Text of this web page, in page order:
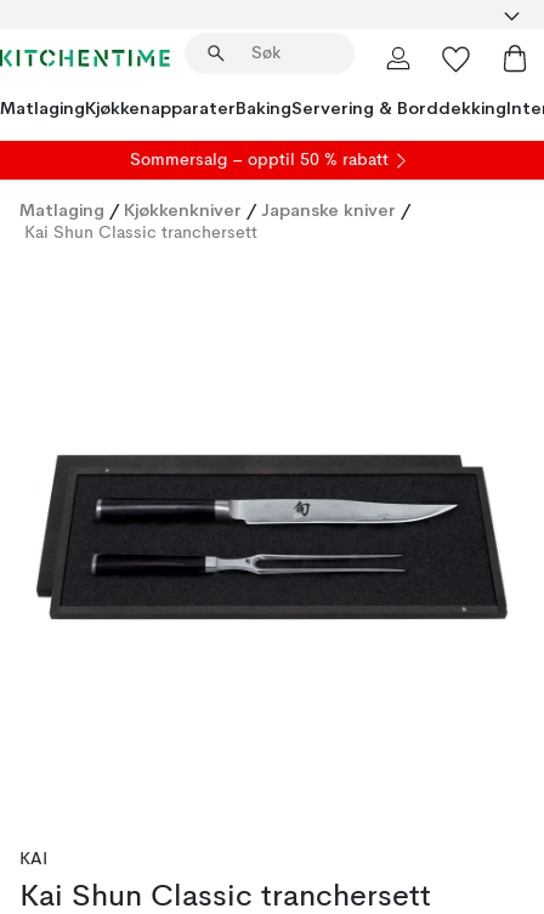
MatlagingKjøkkenapparaterBakingServering & Borddekking
Sommersalg – opptil 50 % rabatt
Matlaging / Kjøkkenkniver / Japanske kniver /
Kai Shun Classic tranchersett
KAI
Kai Shun Classic tranchersett